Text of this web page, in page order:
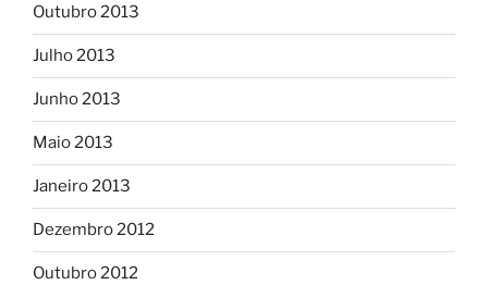
Outubro 2013
Julho 2013
Junho 2013
Maio 2013
Janeiro 2013
Dezembro 2012
Outubro 2012